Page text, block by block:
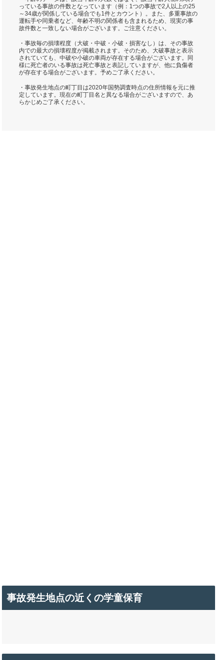
っている事故の件数となっています（例：1つの事故で2人以上の25
～34歳が関係している場合でも1件とカウント）。また、多重事故の
運転手や同乗者など、年齢不明の関係者も含まれるため、現実の事
故件数と一致しない場合がございます。ご注意ください。
・事故毎の損壊程度（大破・中破・小破・損害なし）は、その事故
内での最大の損壊程度が掲載されます。そのため、大破事故と表示
されていても、中破や小破の車両が存在する場合がございます。同
様に死亡者のいる事故は死亡事故と表記していますが、他に負傷者
が存在する場合がございます。予めご了承ください。
・事故発生地点の町丁目は2020年国勢調査時点の住所情報を元に推
定しています。現在の町丁目名と異なる場合がございますので、あ
らかじめご了承ください。
事故発生地点の近くの学童保育